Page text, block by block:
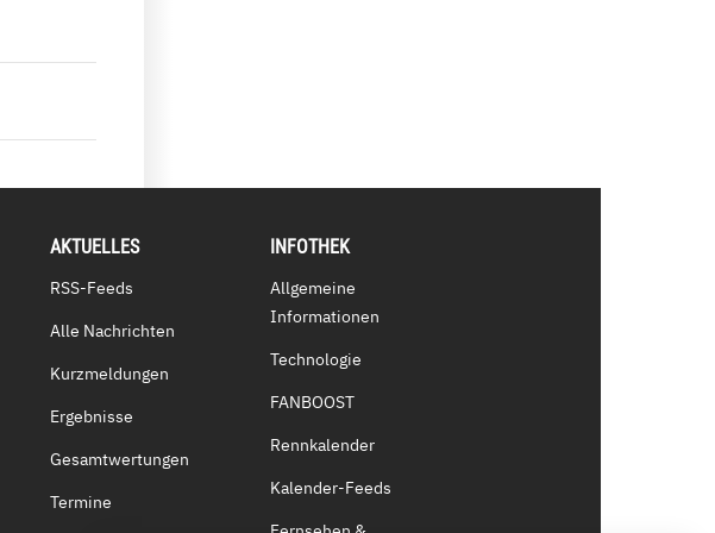
AKTUELLES
RSS-Feeds
Alle Nachrichten
Kurzmeldungen
Ergebnisse
Gesamtwertungen
Termine
INFOTHEK
Allgemeine
Informationen
Technologie
FANBOOST
Rennkalender
Kalender-Feeds